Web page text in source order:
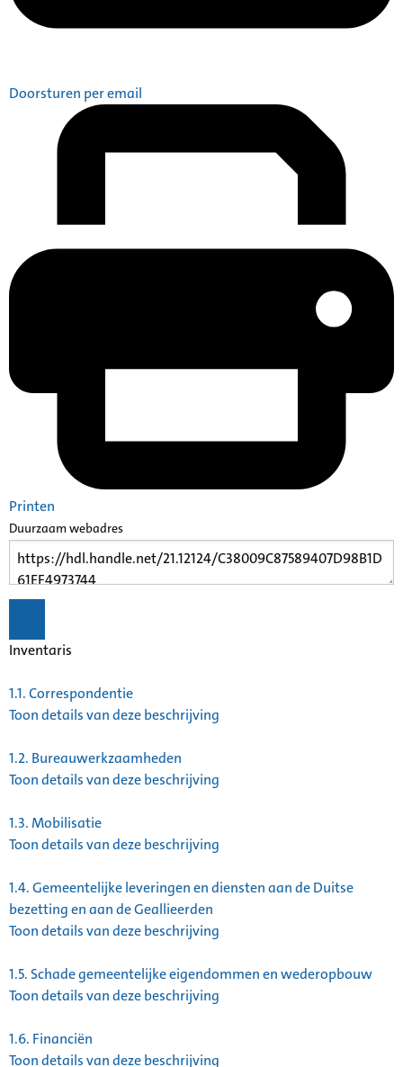
Doorsturen per email
Printen
Duurzaam webadres
Inventaris
1.1.Correspondentie
Toon details van deze beschrijving
1.2. Bureauwerkzaamheden
Toon details van deze beschrijving
1.3.Mobilisatie
Toon details van deze beschrijving
1.4.Gemeentelijke leveringen en diensten aan de Duitse
bezetting en aan de Geallieerden
Toon details van deze beschrijving
1.5. Schade gemeentelijke eigendommen en wederopbouw
Toon details van deze beschrijving
1.6. Financiën
Toon details van deze beschrijving